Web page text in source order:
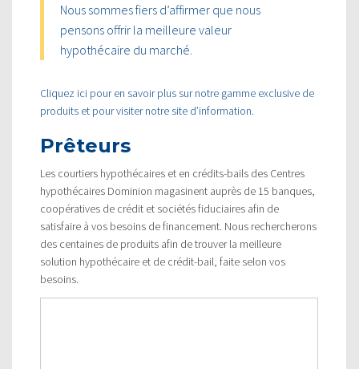
Nous sommes fiers d’affirmer que nous
pensons offrir la meilleure valeur
hypothécaire du marché.
Cliquez ici pour en savoir plus sur notre gamme exclusive de
produits et pour visiter notre site d’information.
Prêteurs
Les courtiers hypothécaires et en crédits-bails des Centres
hypothécaires Dominion magasinent auprès de 15 banques,
coopératives de crédit et sociétés fiduciaires afin de
satisfaire à vos besoins de financement. Nous rechercherons
des centaines de produits afin de trouver la meilleure
solution hypothécaire et de crédit-bail, faite selon vos
besoins.